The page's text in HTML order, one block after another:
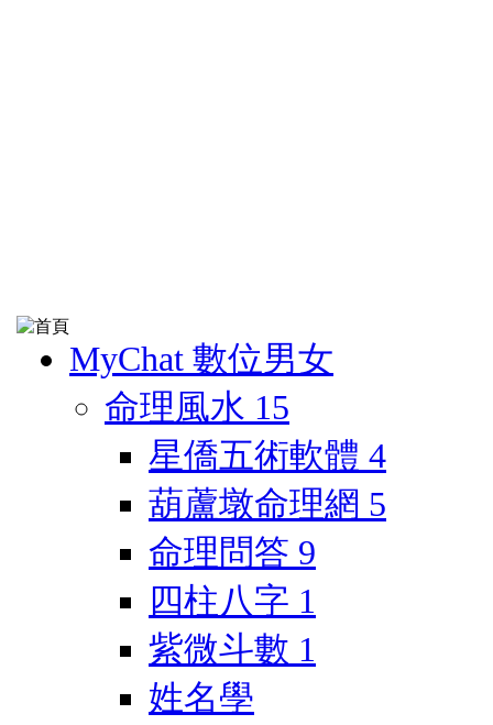
MyChat 數位男女
命理風水 15
星僑五術軟體 4
葫蘆墩命理網 5
命理問答 9
四柱八字 1
紫微斗數 1
姓名學